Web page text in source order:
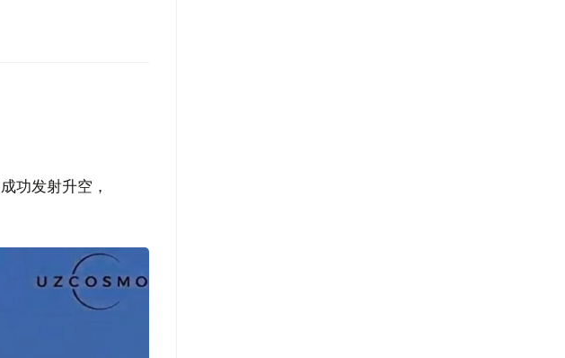
功发射升空，